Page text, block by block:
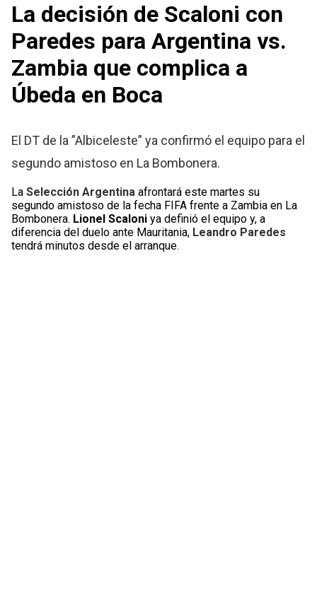
La decisión de Scaloni con
Paredes para Argentina vs.
Zambia que complica a
Úbeda en Boca
El DT de la ”Albiceleste” ya confirmó el equipo para el
segundo amistoso en La Bombonera.
LaSelección Argentina afrontará este martes su
segundo amistoso de la fecha FIFA frente a Zambia en La
Bombonera. Lionel Scaloniya definió el equipo y, a
diferencia del duelo ante Mauritania, Leandro Paredes
tendrá minutos desde el arranque.